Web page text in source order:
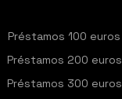
Préstamos 100 euros
Préstamos 200 euros
Préstamos 300 euros